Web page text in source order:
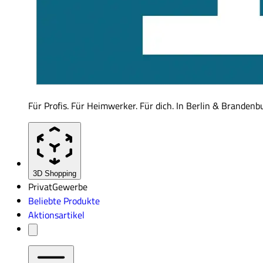
Für Profis. Für Heimwerker. Für dich. In Berlin &
3D Shopping
PrivatGewerbe
Beliebte Produkte
Aktionsartikel